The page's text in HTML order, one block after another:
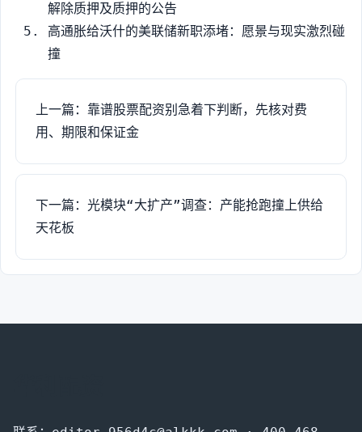
解除质押及质押的公告
高通胀给沃什的美联储新职添堵：愿景与现实激烈碰
撞
上一篇：靠谱股票配资别急着下判断，先核对费
用、期限和保证金
下一篇：光模块“大扩产”调查：产能抢跑撞上供给
天花板